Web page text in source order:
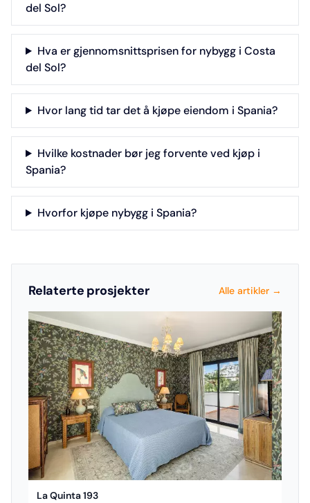
del Sol?
Hva er gjennomsnittsprisen for nybygg i Costa
del Sol?
Hvor lang tid tar det å kjøpe eiendom i Spania?
Hvilke kostnader bør jeg forvente ved kjøp i
Spania?
Hvorfor kjøpe nybygg i Spania?
Relaterte prosjekter Alle artikler →
La Quinta 193